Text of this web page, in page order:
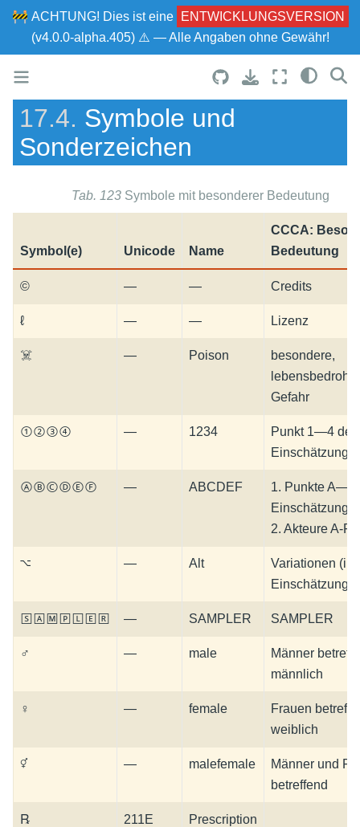
🚧 ACHTUNG! Dies ist eine
ENTWICKLUNGSVERSION
(v4.0.0-alpha.405) ⚠ — Alle Angaben ohne Gewähr!
17.4. Symbole und
Sonderzeichen
Tab. 123 Symbole mit besonderer Bedeutung
Symbol(e) Unicode Name
CCCA:
Bedeutung
© — — Credits
ℓ — — Lizenz
☠ — Poison
besondere,
Gefahr
①②③④ — 1234
Punkt 1—4 des
ⒶⒷⒸⒹⒺⒻ — ABCDEF
1. Punkte A—F
2. Akteure A-F
⌥ — Alt
Variationen (im
🅂🄰🄼🄿🄻🄴🅁 — SAMPLER SAMPLER
♂ — male
Männer
männlich
♀ — female
Frauen
weiblich
⚥ — malefemale
Männer und
betreffend
℞ 211E
Prescription